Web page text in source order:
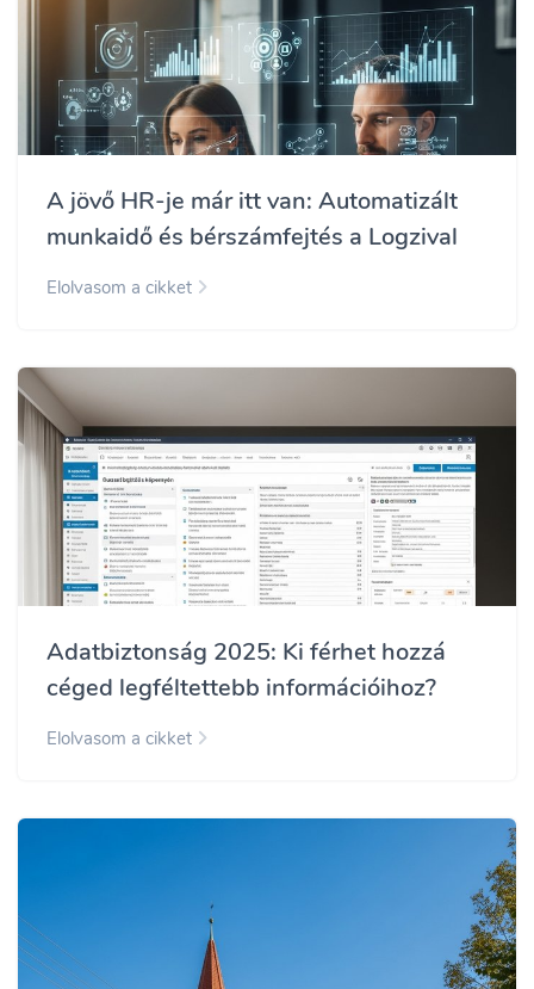
A jövő HR-je már itt van: Automatizált
munkaidő és bérszámfejtés a Logzival
Elolvasom a cikket
Adatbiztonság 2025: Ki férhet hozzá
céged legféltettebb információihoz?
Elolvasom a cikket